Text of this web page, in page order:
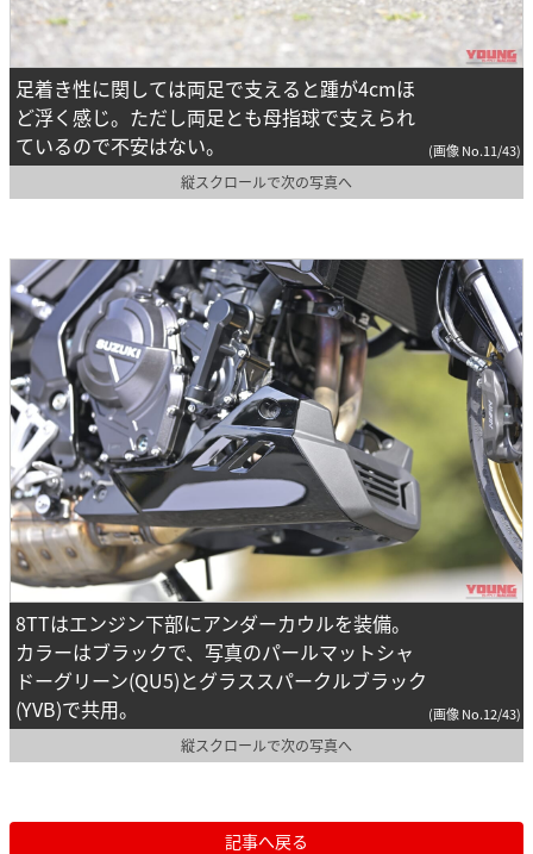
足着き性に関しては両足で支えると踵が4cmほ
ど浮く感じ。ただし両足とも母指球で支えられ
ているので不安はない。
(画像 No.11/43)
縦スクロールで次の写真へ
8TTはエンジン下部にアンダーカウルを装備。
カラーはブラックで、写真のパールマットシャ
ドーグリーン(QU5)とグラススパークルブラック
(YVB)で共用。
(画像 No.12/43)
縦スクロールで次の写真へ
記事へ戻る